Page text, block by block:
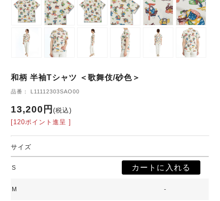
和柄 半袖Tシャツ ＜歌舞伎/砂色＞
品番： L11112303SAO00
13,200円(税込)
[120ポイント進呈 ]
サイズ
S
M -